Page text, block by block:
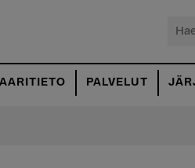
Hae
PALVELUT